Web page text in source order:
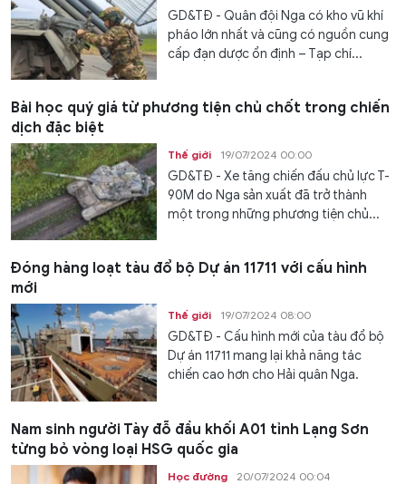
GD&TĐ - Quân đội Nga có kho vũ khí
pháo lớn nhất và cũng có nguồn cung
cấp đạn dược ổn định – Tạp chí...
Bài học quý giá từ phương tiện chủ chốt trong chiến
dịch đặc biệt
Thế giới 19/07/2024 00:00
GD&TĐ - Xe tăng chiến đấu chủ lực T-
90M do Nga sản xuất đã trở thành
một trong những phương tiện chủ...
Đóng hàng loạt tàu đổ bộ Dự án 11711 với cấu hình
mới
Thế giới 19/07/2024 08:00
GD&TĐ - Cấu hình mới của tàu đổ bộ
Dự án 11711 mang lại khả năng tác
chiến cao hơn cho Hải quân Nga.
Nam sinh người Tày đỗ đầu khối A01 tỉnh Lạng Sơn
từng bỏ vòng loại HSG quốc gia
Học đường 20/07/2024 00:04